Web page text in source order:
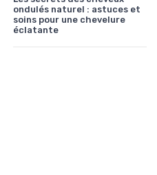
ondulés naturel : astuces et
soins pour une chevelure
éclatante